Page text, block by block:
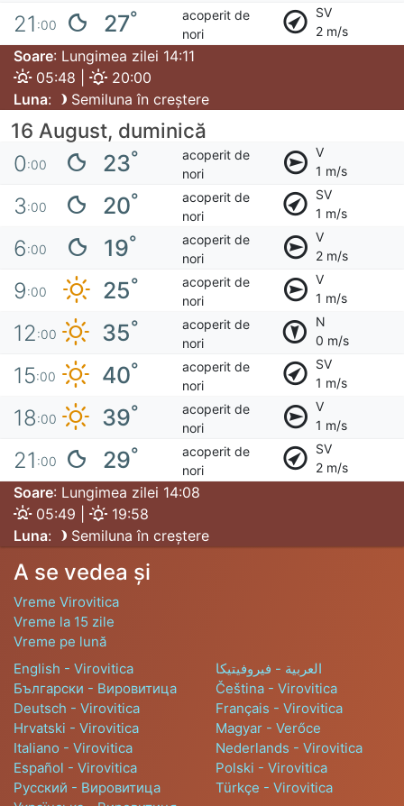
21 :00 27°
acoperit de
nori
SV
2 m/s
Soare: Lungimea zilei 14:11
05:48 |
20:00
Luna: Semiluna în creștere
16 August, duminică
0:00 23°
acoperit de
nori
V
1 m/s
3:00 20°
acoperit de
nori
SV
1 m/s
6:00 19°
acoperit de
nori
V
2 m/s
9:00 25°
acoperit de
nori
V
1 m/s
12:00 35°
acoperit de
nori
N
0 m/s
15:00 40°
acoperit de
nori
SV
1 m/s
18:00 39°
acoperit de
nori
V
1 m/s
21 :00 29°
acoperit de
nori
SV
2 m/s
Soare: Lungimea zilei 14:08
05:49 |
19:58
Luna: Semiluna în creștere
A se vedea și
Vreme Virovitica
Vreme la 15 zile
Vreme pe lună
English - Virovitica
العربية - فيروفيتيكا
Български - Вировитица
Čeština - Virovitica
Deutsch - Virovitica
Français - Virovitica
Hrvatski - Virovitica
Magyar - Verőce
Italiano - Virovitica
Nederlands - Virovitica
Español - Virovitica
Polski - Virovitica
Русский - Вировитица
Türkçe - Virovitica